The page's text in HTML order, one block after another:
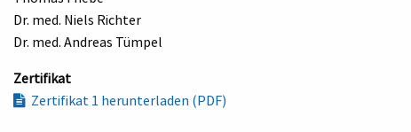
Dr. med. Niels Richter
Dr. med. Andreas Tümpel
Zertifikat
Zertifikat 1 herunterladen (PDF)